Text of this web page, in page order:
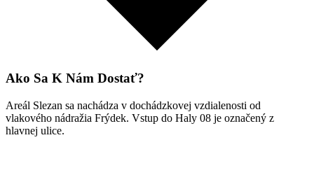
Ako Sa K Nám Dostať?
Areál Slezan sa nachádza v dochádzkovej vzdialenosti od
vlakového nádražia Frýdek. Vstup do Haly 08 je označený z
hlavnej ulice.